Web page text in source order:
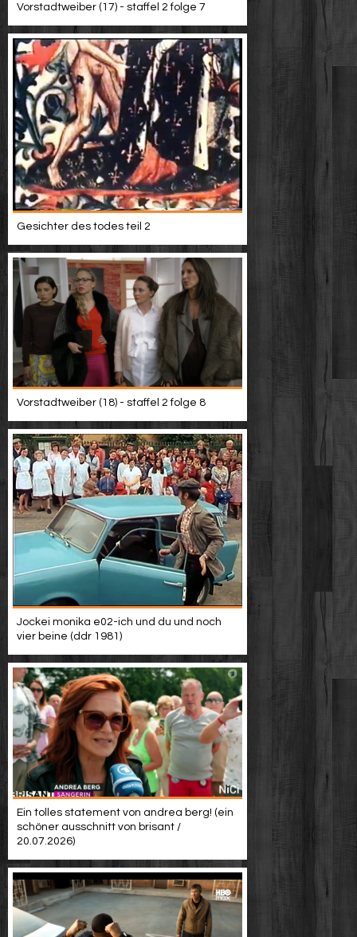
Vorstadtweiber (17) - staffel 2 folge 7
Gesichter des todes teil 2
Vorstadtweiber (18) - staffel 2 folge 8
Jockei monika e02-ich und du und noch
vier beine (ddr 1981)
Ein tolles statement von andrea berg! (ein
schöner ausschnitt von brisant /
20.07.2026)